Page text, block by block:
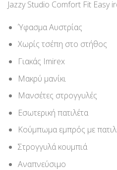
Jazzy Studio Comfort Fit Easy
Ύφασμα Αυστρίας
Χωρίς τσέπη στο στήθος
Γιακάς Imirex
Μακρύ μανίκι
Μανσέτες στρογγυλές
Εσωτερική πατιλέτα
Κούμπωμα εμπρός με
Στρογγυλά κουμπιά
Αναπνεύσιμο